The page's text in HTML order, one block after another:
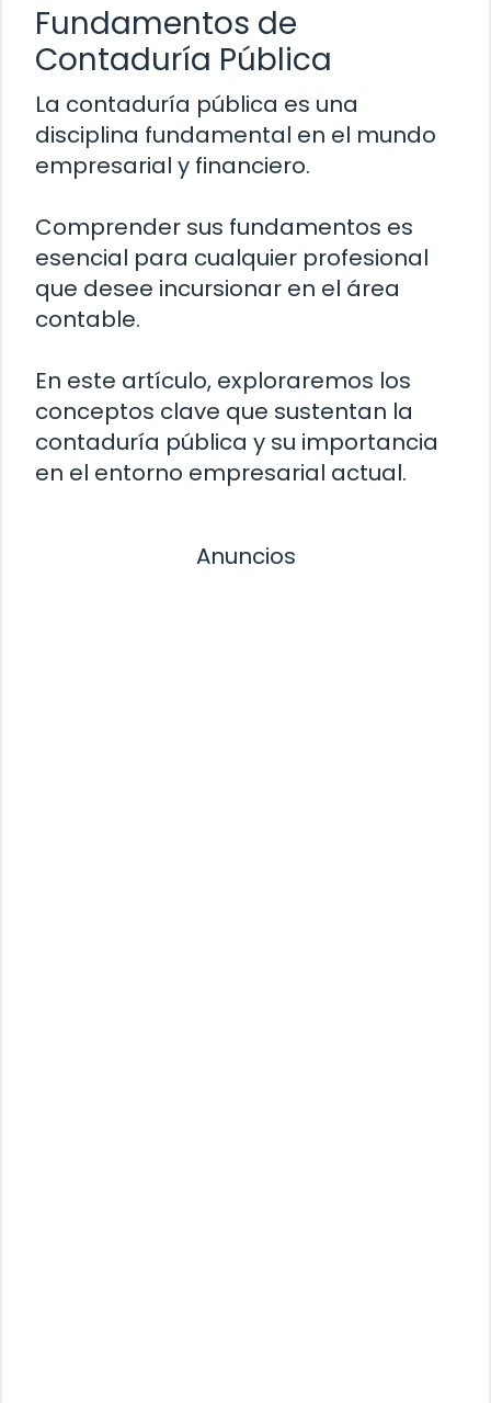
Fundamentos de
Contaduría Pública
La contaduría pública es una
disciplina fundamental en el mundo
empresarial y financiero.
Comprender sus fundamentos es
esencial para cualquier profesional
que desee incursionar en el área
contable.
En este artículo, exploraremos los
conceptos clave que sustentan la
contaduría pública y su importancia
en el entorno empresarial actual.
Anuncios